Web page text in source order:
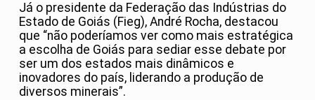
Já o presidente da Federação das Indústrias do
Estado de Goiás (Fieg), André Rocha, destacou
que “não poderíamos ver como mais estratégica
a escolha de Goiás para sediar esse debate por
ser um dos estados mais dinâmicos e
inovadores do país, liderando a produção de
diversos minerais”.